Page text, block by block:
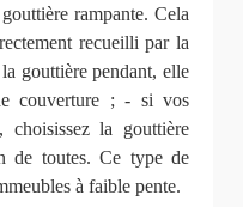
rampante. Cela
recueilli par la
gouttière pendant, elle
couverture ; - si vos
choisissez la gouttière
de toutes. Ce type de
à faible pente.